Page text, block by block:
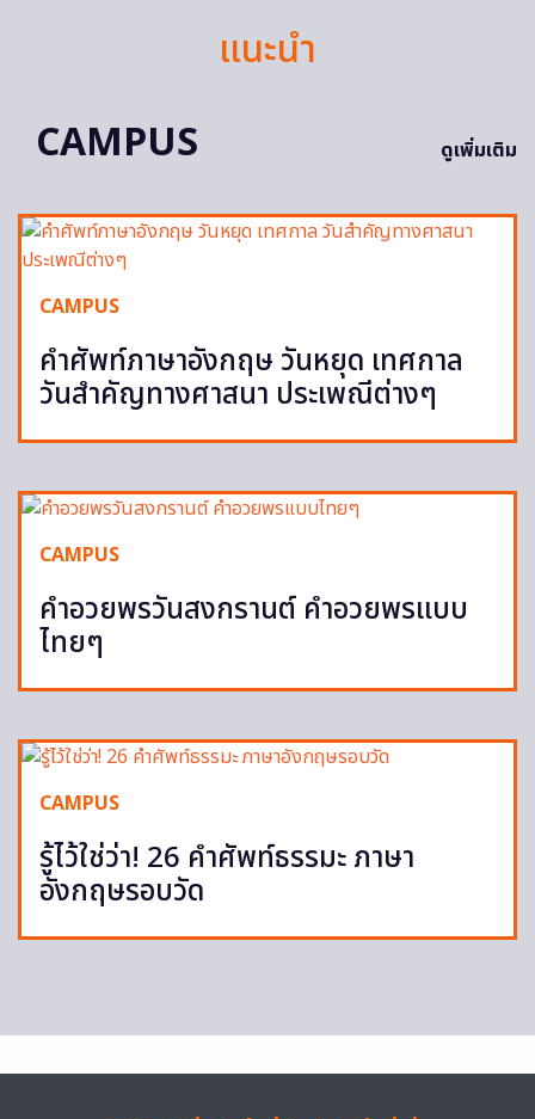
แนะนำ
CAMPUS
ดูเพิ่มเติม
CAMPUS
คำศัพท์ภาษาอังกฤษ วันหยุด เทศกาล
วันสำคัญทางศาสนา ประเพณีต่างๆ
CAMPUS
คำอวยพรวันสงกรานต์ คำอวยพรแบบ
ไทยๆ
CAMPUS
รู้ไว้ใช่ว่า! 26 คำศัพท์ธรรมะ ภาษา
อังกฤษรอบวัด